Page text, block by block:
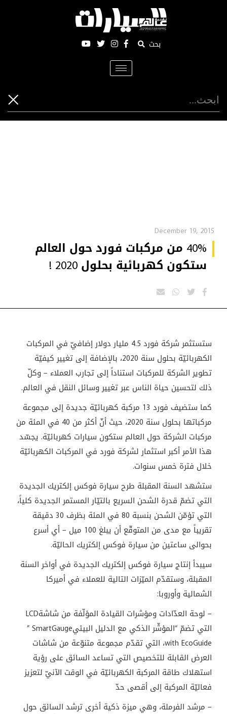
بحث
Toggle
navigation
December 19, 2015
40% من مركبات فورد حول العالم
ستكون كهربائية بحلول 2020 !
ستستثمر شركة فورد 4.5 مليار دولار إضافيّ في المركبات
الكهربائيّة بحلول سنة 2020، بالإضافة إلى تغيير كيفيّة
تطوير الشركة للمركبات استناداً إلى تجارب العملاء – وكلّ
ذلك لتحسين حياة الناس عبر تغيير وسائل النقل في العالم.
كما ستضيف فورد 13 مركبة كهربائيّة جديدة إلى مجموعة
مركباتها بحلول سنة 2020، حيث أنّ أكثر من 40 في المئة من
مركبات الشركة حول العالم ستكون سيارات كهربائيّة. يجسّد
هذا الأمر أكبر استثمار لشركة فورد في المركبات الكهربائيّة
خلال فترة خمس سنوات.
ستشهد السنة المقبلة طرح سيارة فوكس إلكتريك الجديدة
التي تضمّ قدرة الشحن السريع بالتيّار المستمر الجديدة كلياً،
التي تؤمّن الشحن بنسبة 80 في المئة بظرف 30 دقيقة
تقريباً مع مدى من المتوقّع أن يبلغ 100 ميل – أي أسرع
بحوالى ساعتين من سيارة فوكس إلكتريك الحاليّة.
سيبدأ إنتاج سيارة فوكس إلكتريك الجديدة في أواخر السنة
المقبلة، وستقدّم الميّزات التالية للعملاء في أميركا
الشمالية وأوروبا:
– لوحة العدّادات ومؤشرات القيادة المؤلّفة من شاشةLCD
التي تضمّ “المؤشّر الذكي مع الدليل البيئي” SmartGauge
with EcoGuide، التي تقدّم مجموعة متنوّعة من شاشات
العرض القابلة للتخصيص التي تساعد السائق على رؤية
استهلاك طاقة المركبة الكهربائيّة في الوقت الآنيّ لتعزيز
فعاليّة المركبة إلى أقصى حدّ
– مرشد الفرملة، وهي ميزة ذكية أخرى ترشد السائق حول